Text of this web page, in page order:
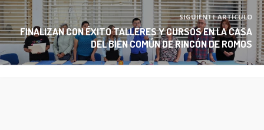
SIGUIENTE ARTÍCULO
FINALIZAN CON ÉXITO TALLERES Y CURSOS EN LA CASA
DEL BIEN COMÚN DE RINCÓN DE ROMOS